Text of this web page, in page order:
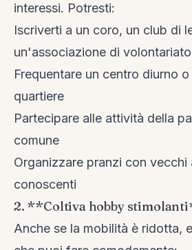
interessi. Potresti:
Iscriverti a un coro, un club di
un'associazione di volontariato
Frequentare un centro diurno
quartiere
Partecipare alle attività della
comune
Organizzare pranzi con vecchi
conoscenti
2. **Coltiva hobby
Anche se la mobilità è ridotta,